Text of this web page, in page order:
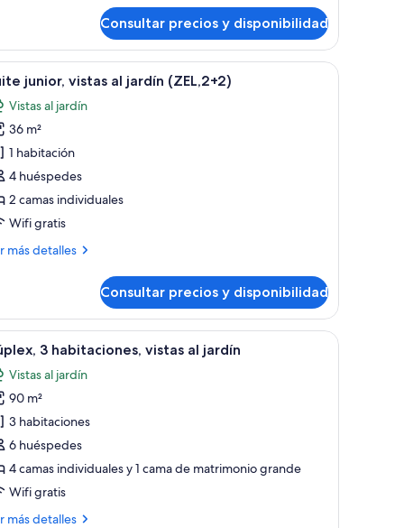
Consultar precios y disponibilidad
una mesita de noche de madera con una lámpara y un libro junto a la
un balcón con mesa y sillas, y vistas al verdor.Habitación de hotel con cama, zona de
10 junior, vistas al jardín (ZEL,2+2)
Vistas al jardín
36 m²
1 habitación
4 huéspedes
2 camas individuales
Wifi gratis
más detalles
Consultar precios y disponibilidad
una mesa con una planta y un par de gafas, y una silla de mimbre.
Habitación de hotel moderna con un
5 3 habitaciones, vistas al jardín
Vistas al jardín
90 m²
3 habitaciones
6 huéspedes
4 camas individuales y 1 cama de matrimonio grande
Wifi gratis
más detalles